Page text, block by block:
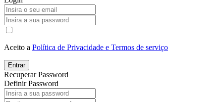
Aceito a Política de Privacidade e Termos de serviço
Entrar
Recuperar Password
Definir Password